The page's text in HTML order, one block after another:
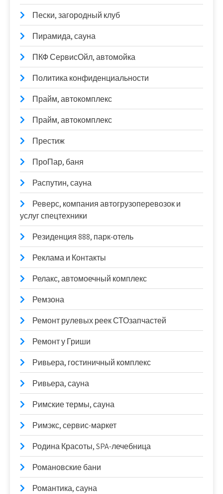
Пески, загородный клуб
Пирамида, сауна
ПКФ СервисОйл, автомойка
Политика конфиденциальности
Прайм, автокомплекс
Прайм, автокомплекс
Престиж
ПроПар, баня
Распутин, сауна
Реверс, компания автогрузоперевозок и
услуг спецтехники
Резиденция 888, парк-отель
Реклама и Контакты
Релакс, автомоечный комплекс
Ремзона
Ремонт рулевых реек СТОзапчастей
Ремонт у Гриши
Ривьера, гостиничный комплекс
Ривьера, сауна
Римские термы, сауна
Римэкс, сервис-маркет
Родина Красоты, SPA-лечебница
Романовские бани
Романтика, сауна